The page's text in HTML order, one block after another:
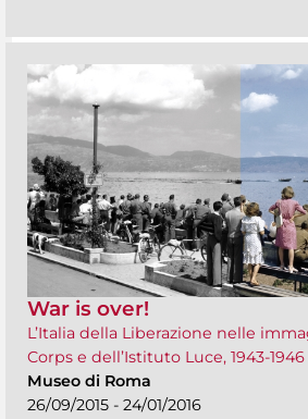
War is over!
L’Italia della Liberazione nelle
Corps e dell’Istituto Luce, 1943-1946
Museo di Roma
26/09/2015 - 24/01/2016